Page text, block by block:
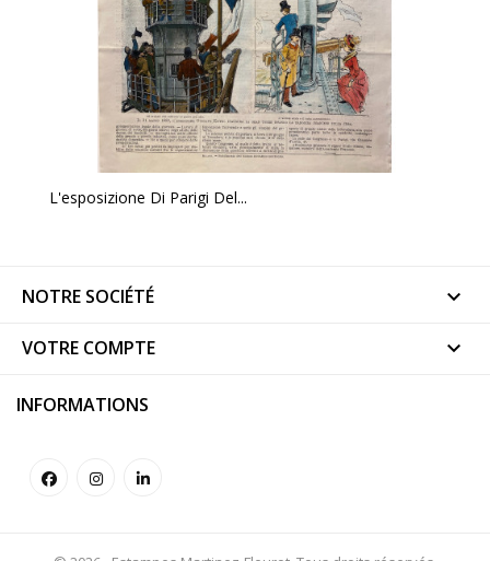
L'esposizione Di Parigi Del...
NOTRE SOCIÉTÉ 
VOTRE COMPTE 
INFORMATIONS